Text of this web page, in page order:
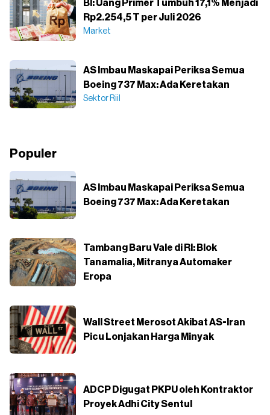
BI: Uang Primer Tumbuh 17,1% Menjadi
Rp2.254,5 T per Juli 2026
Market
AS Imbau Maskapai Periksa Semua
Boeing 737 Max: Ada Keretakan
Sektor Riil
Populer
AS Imbau Maskapai Periksa Semua
Boeing 737 Max: Ada Keretakan
Tambang Baru Vale di RI: Blok
Tanamalia, Mitranya Automaker
Eropa
Wall Street Merosot Akibat AS-Iran
Picu Lonjakan Harga Minyak
ADCP Digugat PKPU oleh Kontraktor
Proyek Adhi City Sentul